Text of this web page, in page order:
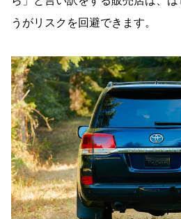
うがリスクを回避できます。